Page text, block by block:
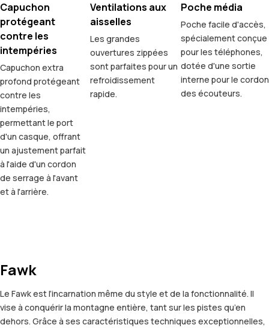
Capuchon
protégeant
contre les
intempéries
Capuchon extra
profond protégeant
contre les
intempéries,
permettant le port
d'un casque, offrant
un ajustement parfait
à l'aide d'un cordon
de serrage à l'avant
et à l'arrière.
Ventilations aux
aisselles
Les grandes
ouvertures zippées
sont parfaites pour un
refroidissement
rapide.
Poche média
Poche facile d'accès,
spécialement conçue
pour les téléphones,
dotée d'une sortie
interne pour le cordon
des écouteurs.
Fawk
Le Fawk est l’incarnation même du style et de la fonctionnalité. Il
vise à conquérir la montagne entière, tant sur les pistes qu’en
dehors. Grâce à ses caractéristiques techniques exceptionnelles,